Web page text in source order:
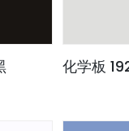
化学板